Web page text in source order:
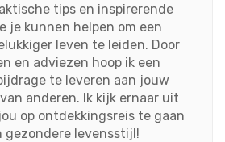
tips en inspirerende
je kunnen helpen om een
leven te leiden. Door
en adviezen hoop ik een
te leveren aan jouw
anderen. Ik kijk ernaar uit
op ontdekkingsreis te gaan
gezondere levensstijl!